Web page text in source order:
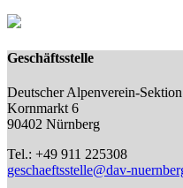
Geschäftsstelle
Deutscher Alpenverein-
Kornmarkt 6
90402 Nürnberg
Tel.: +49 911 225308
geschaeftsstelle@dav-